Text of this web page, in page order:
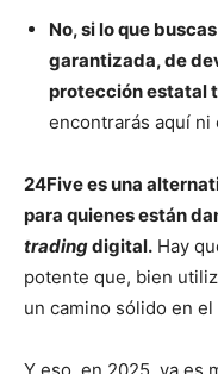
No, si lo que
garantizada, de
protección estatal
encontrarás aquí ni
24Five es una
para quienes están
tradingdigital. Hay
potente que, bien
un camino sólido en